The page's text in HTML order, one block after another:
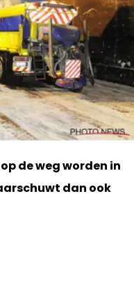
de weg worden in
dan ook